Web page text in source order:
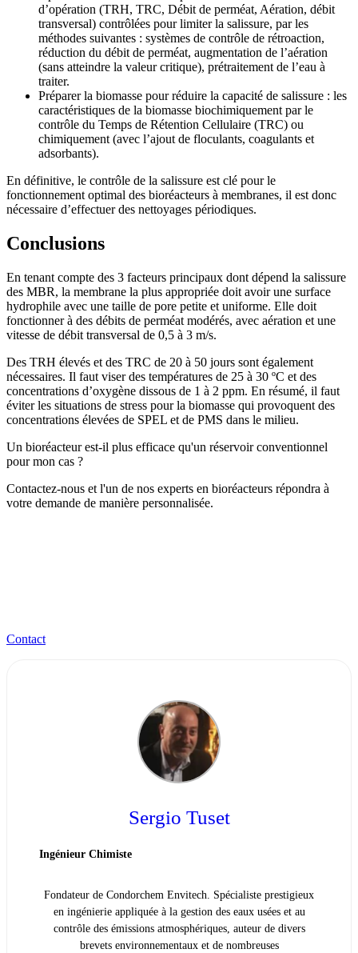
d’opération (TRH, TRC, Débit de perméat, Aération, débit
transversal) contrôlées pour limiter la salissure, par les
méthodes suivantes : systèmes de contrôle de rétroaction,
réduction du débit de perméat, augmentation de l’aération
(sans atteindre la valeur critique), prétraitement de l’eau à
traiter.
Préparer la biomasse pour réduire la capacité de salissure : les
caractéristiques de la biomasse biochimiquement par le
contrôle du Temps de Rétention Cellulaire (TRC) ou
chimiquement (avec l’ajout de floculants, coagulants et
adsorbants).
En définitive, le contrôle de la salissure est clé pour le
fonctionnement optimal des bioréacteurs à membranes, il est donc
nécessaire d’effectuer des nettoyages périodiques.
Conclusions
En tenant compte des 3 facteurs principaux dont dépend la salissure
des MBR, la membrane la plus appropriée doit avoir une surface
hydrophile avec une taille de pore petite et uniforme. Elle doit
fonctionner à des débits de perméat modérés, avec aération et une
vitesse de débit transversal de 0,5 à 3 m/s.
Des TRH élevés et des TRC de 20 à 50 jours sont également
nécessaires. Il faut viser des températures de 25 à 30 ºC et des
concentrations d’oxygène dissous de 1 à 2 ppm. En résumé, il faut
éviter les situations de stress pour la biomasse qui provoquent des
concentrations élevées de SPEL et de PMS dans le milieu.
Un bioréacteur est-il plus efficace qu'un réservoir conventionnel
pour mon cas ?
Contactez-nous et l'un de nos experts en bioréacteurs répondra à
votre demande de manière personnalisée.
Contact
Sergio Tuset
Ingénieur Chimiste
Fondateur de Condorchem Envitech. Spécialiste prestigieux
en ingénierie appliquée à la gestion des eaux usées et au
contrôle des émissions atmosphériques, auteur de divers
brevets environnementaux et de nombreuses